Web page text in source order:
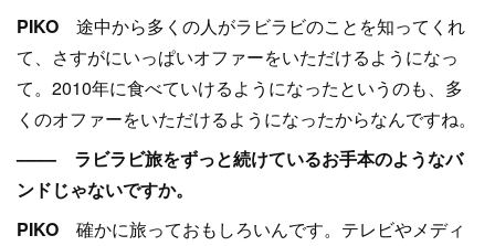
PIKO 途中から多くの人がラビラビのことを知ってくれ
て、さすがにいっぱいオファーをいただけるようになっ
て。2010年に食べていけるようになったというのも、多
くのオファーをいただけるようになったからなんですね。
–––– ラビラビ旅をずっと続けているお手本のようなバ
ンドじゃないですか。
PIKO 確かに旅っておもしろいんです。テレビやメディ